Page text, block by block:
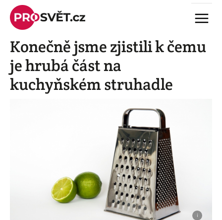
Skip
content
Menu
Konečně jsme zjistili k čemu
je hrubá část na
kuchyňském struhadle
i